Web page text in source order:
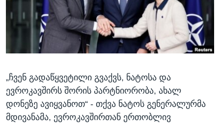
ᲡᲢᲣᲓᲘᲐ ᲕᲐᲨᲘᲜᲒᲢᲝᲜᲘ
ᲯᲐᲜᲛᲠᲗᲔᲚᲝᲑᲐ
ᲛᲔᲪᲜᲘᲔᲠᲔᲑᲐ
ᲙᲣᲚᲢᲣᲠᲐ
ᲒᲐᲚᲘᲚᲔᲝ
ᲓᲔᲖᲘᲜᲤᲝᲠᲛᲐᲪᲘᲐ
Learning English
ᲗᲕᲐᲚᲘ ᲒᲕᲐᲓᲔᲕᲜᲔᲗ
ენები
„ჩვენ გადაწყვეტილი გვაქვს, ნატოსა და
ევროკავშირს შორის პარტნიორობა, ახალ
დონეზე ავიყვანოთ“ - თქვა ნატოს გენერალურმა
მდივანამა, ევროკავშირთან ერთობლივ